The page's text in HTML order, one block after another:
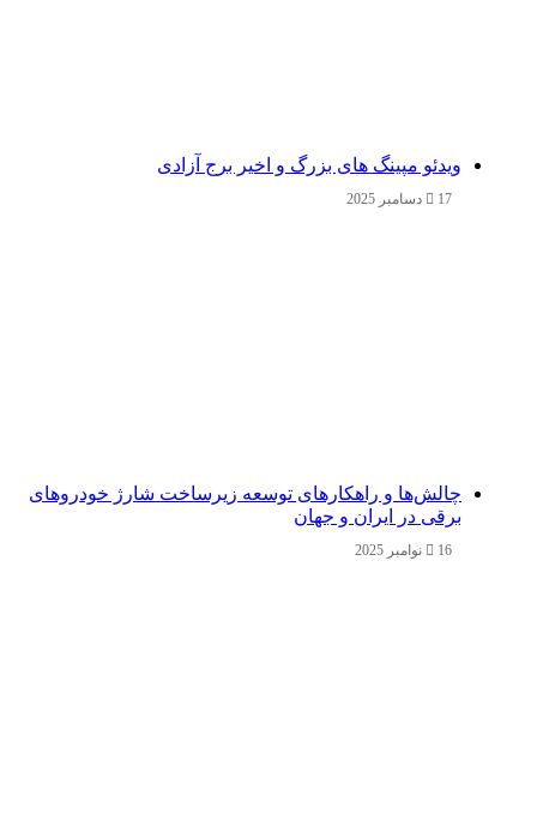
ویدئو مپینگ های بزرگ و اخیر برج آزادی
17 دسامبر 2025
چالش‌ها و راهکارهای توسعه زیرساخت شارژ خودروهای
برقی در ایران و جهان
16 نوامبر 2025